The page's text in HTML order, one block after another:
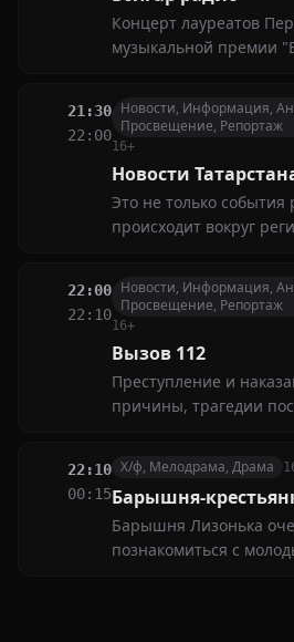
Концерт лауреатов
музыкальной премии
отмечает достижения в
музыкальной
21:30
22:00
Новости, Информация,
Просвещение, Репортаж
16+
Новости
Это не только события
происходит вокруг
22:00
22:10
Новости, Информация,
Просвещение, Репортаж
16+
Вызов 112
Преступление и
причины, трагедии
чтобы не попасть в
нашей программе
22:10
00:15
Х/ф, Мелодрама, Драма
Барышня-
Барышня Лизонька
познакомиться с